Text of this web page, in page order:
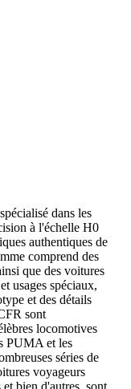
dans les
à l'échelle H0
authentiques de
comprend des
que des voitures
usages spéciaux,
et des détails
sont
locomotives
PUMA et les
séries de
voyageurs
bien d'autres, sont